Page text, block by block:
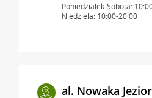
Poniedziałek-Sobota:
Niedziela: 10:00-20:00
al. Nowaka